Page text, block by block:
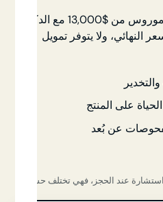
يبدأ سعر Himplant® في ماتاموروس من $13,000 مع الدكتور
النهائي، ولا يتوفر تمويل
على المنتج
عن بُعد
عند الحجز، فهي تختلف حسب